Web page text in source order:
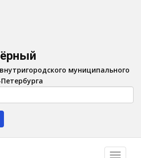
A A
муниципального